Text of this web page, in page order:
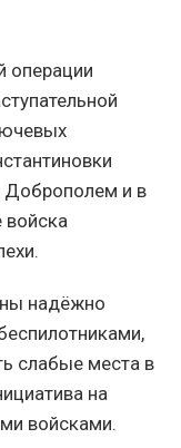
операции
Доброполем и в
войска
надёжно
слабые места в
на
войсками.